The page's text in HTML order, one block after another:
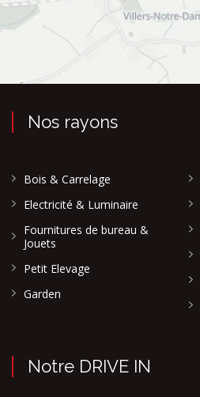
Nos rayons
Bois & Carrelage
Electricité & Luminaire
Fournitures de bureau &
Jouets
Petit Elevage
Garden
Notre DRIVE IN